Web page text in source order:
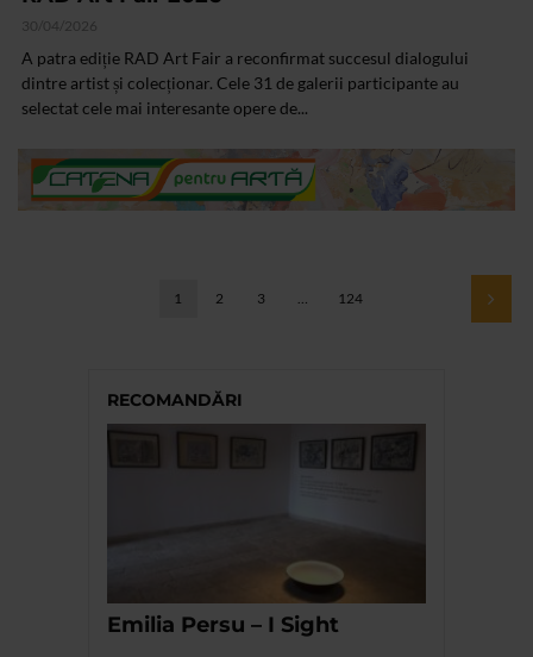
30/04/2026
A patra ediție RAD Art Fair a reconfirmat succesul dialogului
dintre artist și colecționar. Cele 31 de galerii participante au
selectat cele mai interesante opere de...
1 2 3 124
RECOMANDĂRI
Emilia Persu – I Sight